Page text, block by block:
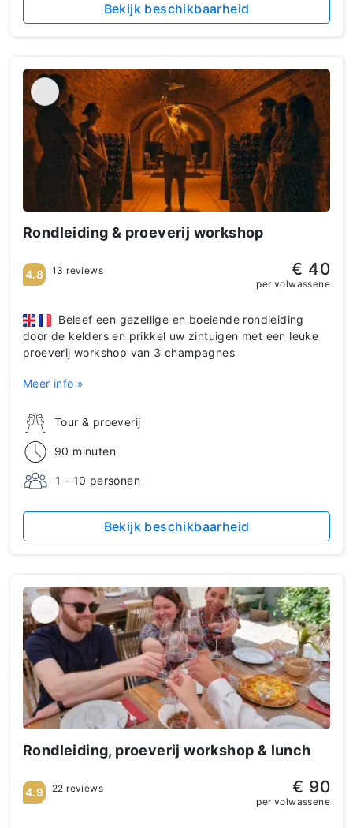
Bekijk beschikbaarheid
Rondleiding & proeverij workshop
Tour & proeverij
90 minuten
1 - 10 personen
Beleef een gezellige en boeiende rondleiding
door de kelders en prikkel uw zintuigen met een leuke
proeverij workshop van 3 champagnes
Meer info »
4.8 13 reviews € 40
per volwassene
Bekijk beschikbaarheid
Rondleiding, proeverij workshop & lunch
4.9 22 reviews € 90
per volwassene